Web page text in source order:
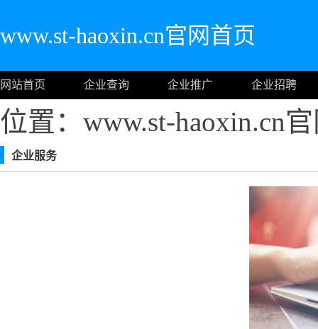
www.st-haoxin.cn官网首页
网站首页 企业查询 企业推广 企业招聘
位置：www.st-haoxin.cn
企业服务